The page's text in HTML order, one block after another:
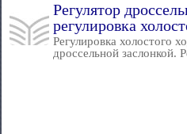
Регулятор
регулировка
Регулировка холостого
дроссельной заслонкой.